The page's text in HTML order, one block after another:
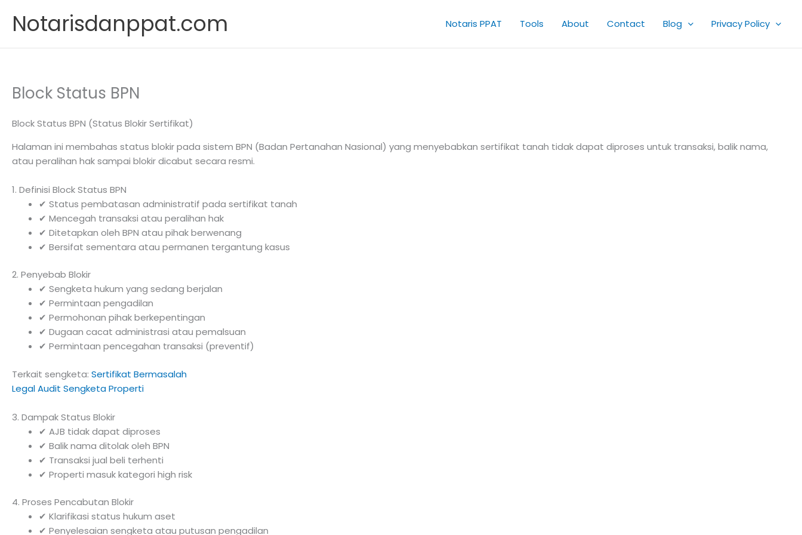
content
Notarisdanppat.com Notaris PPAT Tools About Contact Blog Privacy Policy
Block Status BPN
Block Status BPN (Status Blokir Sertifikat)
Halaman ini membahas status blokir pada sistem BPN (Badan Pertanahan Nasional) yang menyebabkan sertifikat tanah tidak dapat diproses untuk transaksi, balik nama,
atau peralihan hak sampai blokir dicabut secara resmi.
1. Definisi Block Status BPN
✔ Status pembatasan administratif pada sertifikat tanah
✔ Mencegah transaksi atau peralihan hak
✔ Ditetapkan oleh BPN atau pihak berwenang
✔ Bersifat sementara atau permanen tergantung kasus
2. Penyebab Blokir
✔ Sengketa hukum yang sedang berjalan
✔ Permintaan pengadilan
✔ Permohonan pihak berkepentingan
✔ Dugaan cacat administrasi atau pemalsuan
✔ Permintaan pencegahan transaksi (preventif)
Terkait sengketa: Sertifikat Bermasalah
Legal Audit Sengketa Properti
3. Dampak Status Blokir
✔ AJB tidak dapat diproses
✔ Balik nama ditolak oleh BPN
✔ Transaksi jual beli terhenti
✔ Properti masuk kategori high risk
4. Proses Pencabutan Blokir
✔ Klarifikasi status hukum aset
✔ Penyelesaian sengketa atau putusan pengadilan